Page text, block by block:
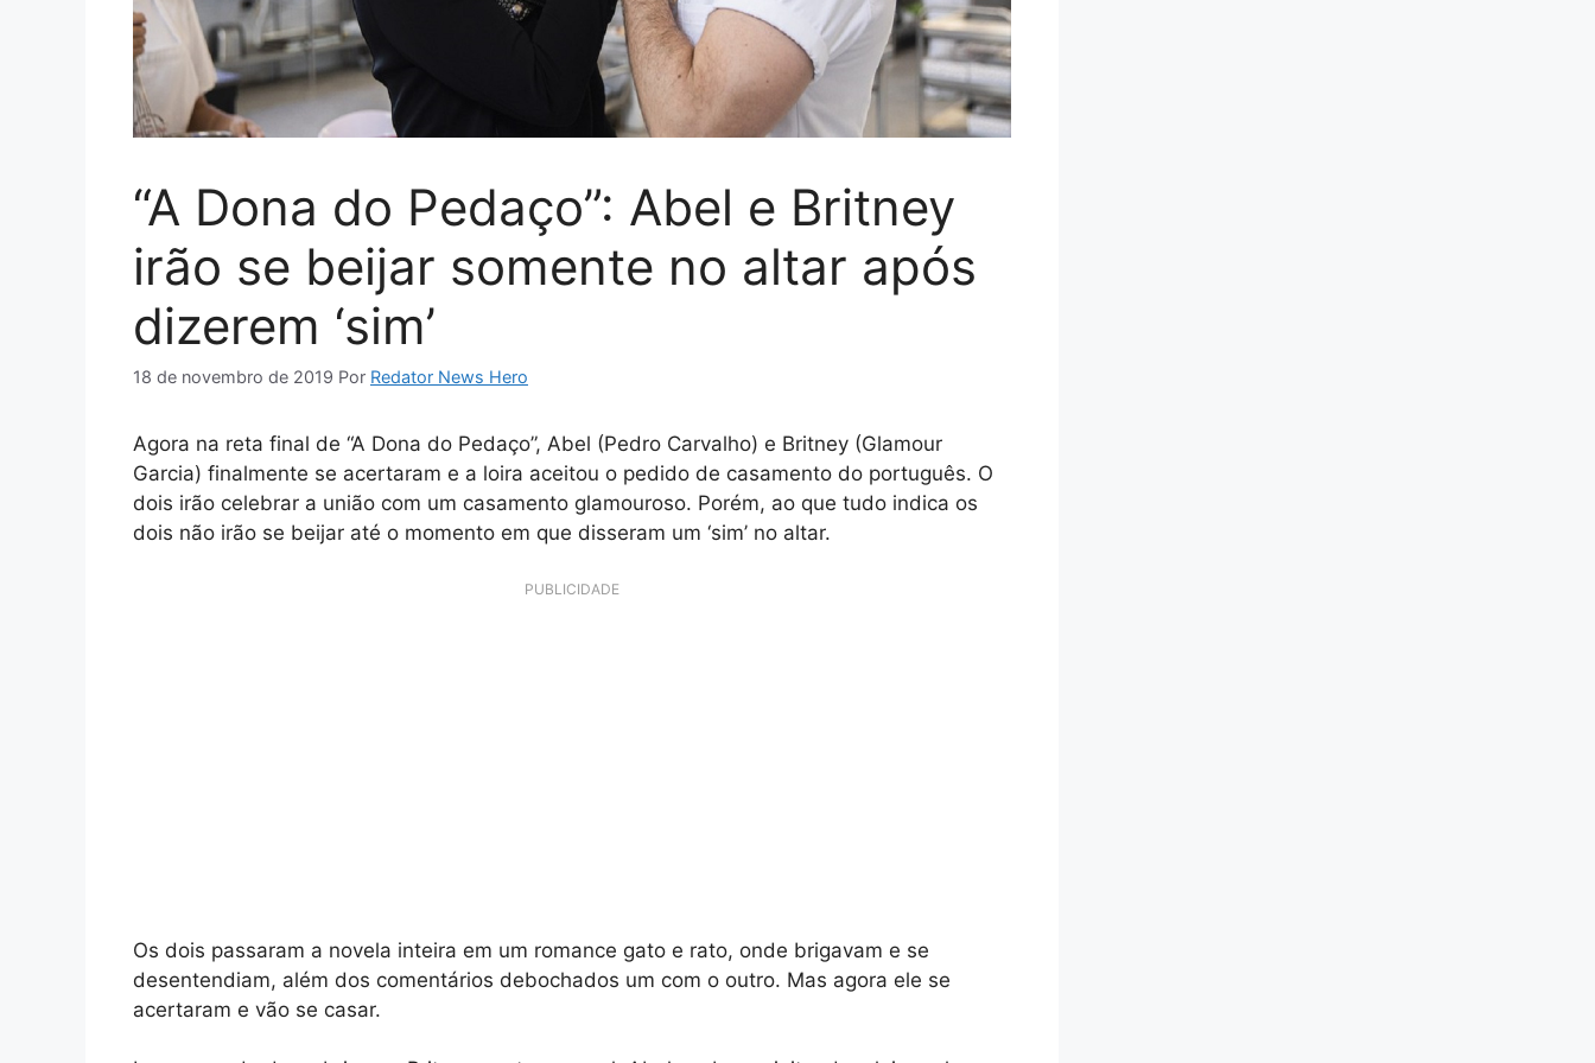
“A Dona do Pedaço”: Abel e Britney
irão se beijar somente no altar após
dizerem ‘sim’
18 de novembro de 2019 Por Redator News Hero
Agora na reta final de “A Dona do Pedaço”, Abel (Pedro Carvalho) e Britney (Glamour
Garcia) finalmente se acertaram e a loira aceitou o pedido de casamento do português. O
dois irão celebrar a união com um casamento glamouroso. Porém, ao que tudo indica os
dois não irão se beijar até o momento em que disseram um ‘sim’ no altar.
PUBLICIDADE
Os dois passaram a novela inteira em um romance gato e rato, onde brigavam e se
desentendiam, além dos comentários debochados um com o outro. Mas agora ele se
acertaram e vão se casar.